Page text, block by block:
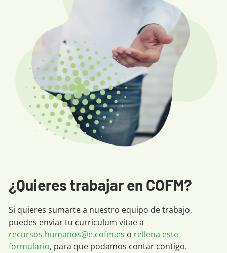
¿Quieres trabajar en COFM?
Si quieres sumarte a nuestro equipo de trabajo,
puedes enviar tu curriculum vitae a
recursos.humanos@e.cofm.es o rellena este
formulario, para que podamos contar contigo.